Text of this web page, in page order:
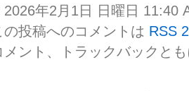
2026年2月1日 日曜日 11:40
の投稿へのコメントは RSS
ント、トラックバックと